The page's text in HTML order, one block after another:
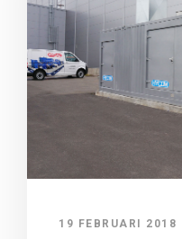
19 FEBRUARI 2018